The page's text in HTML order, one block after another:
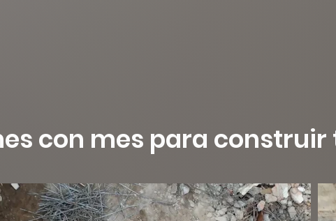
con mes para construir